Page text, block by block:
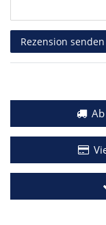
Rezensionstext
Rezension senden